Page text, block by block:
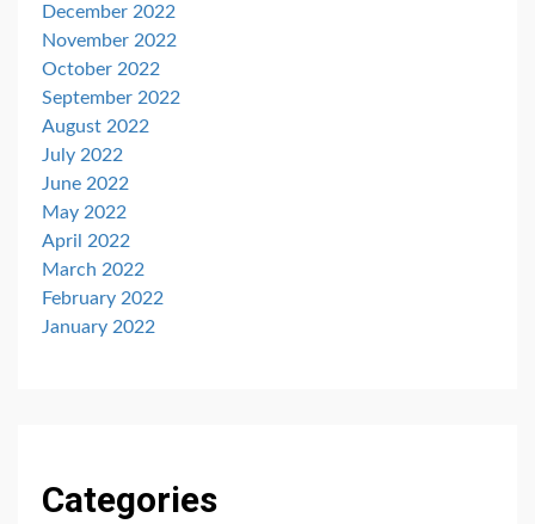
December 2022
November 2022
October 2022
September 2022
August 2022
July 2022
June 2022
May 2022
April 2022
March 2022
February 2022
January 2022
Categories